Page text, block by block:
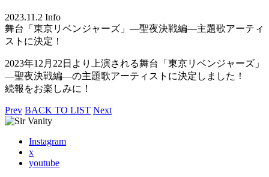
2023.11.2 Info
舞台「東京リベンジャーズ」―聖夜決戦編―主題歌アーティ
ストに決定！
2023年12月22日より上演される舞台「東京リベンジャーズ」
―聖夜決戦編―の主題歌アーティストに決定しました！
続報をお楽しみに！
Prev BACK TO LIST Next
Instagram
x
youtube